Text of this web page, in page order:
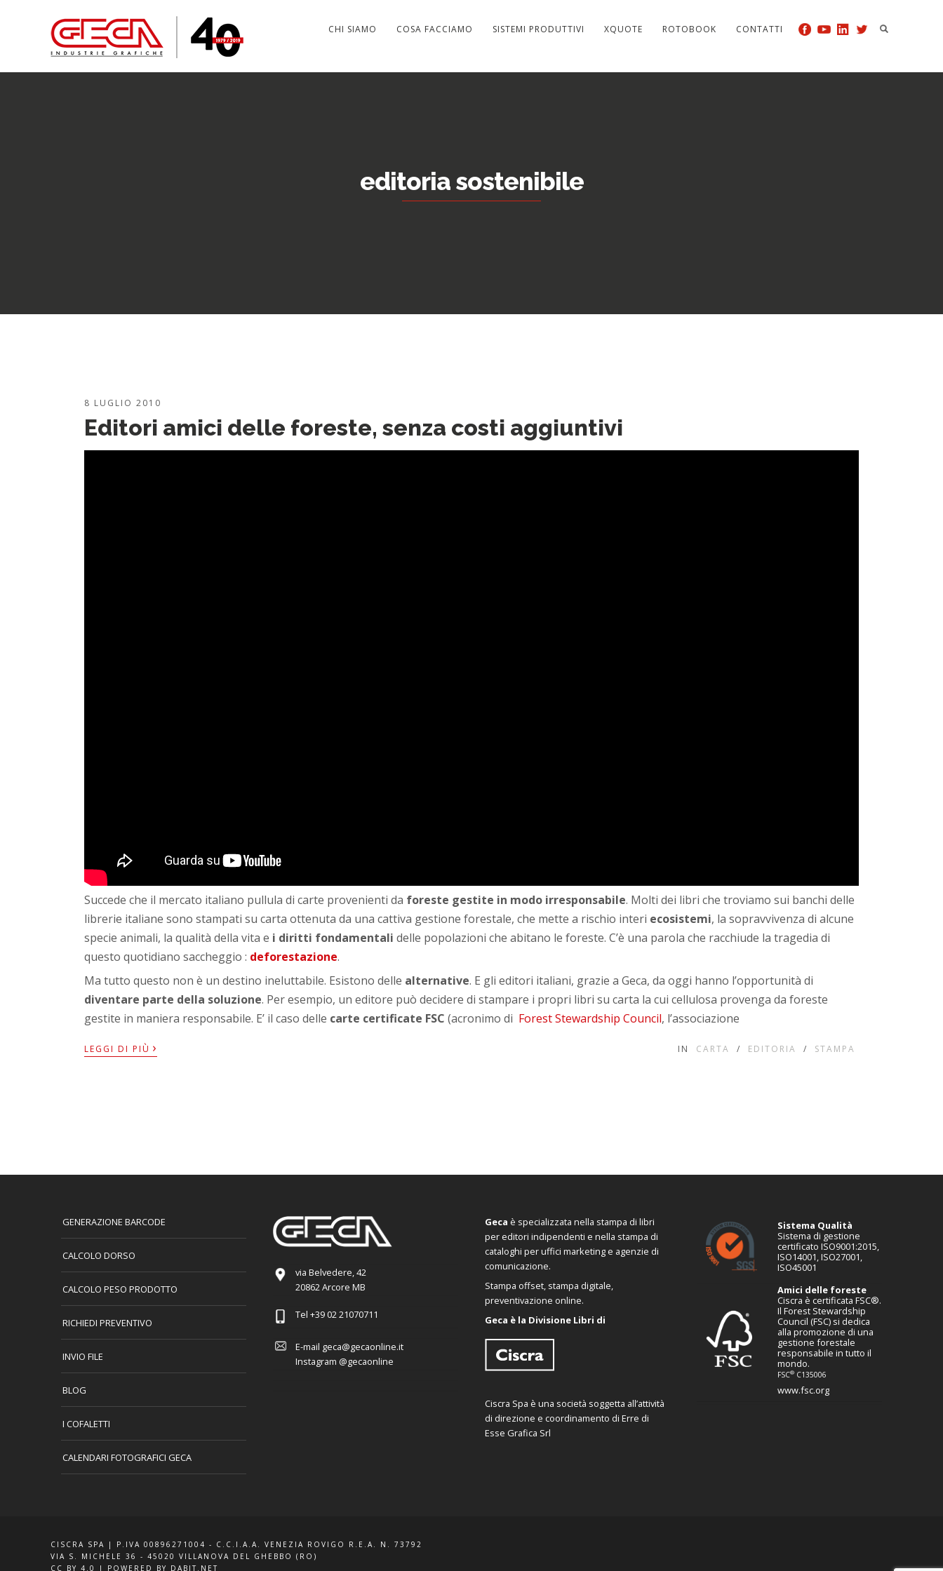
CHI SIAMO COSA FACCIAMO SISTEMI PRODUTTIVI XQUOTE ROTOBOOK CONTATTI
editoria sostenibile
8 LUGLIO 2010
Editori amici delle foreste, senza costi aggiuntivi
Succede che il mercato italiano pullula di carte provenienti da foreste gestite in modo irresponsabile. Molti dei libri che troviamo sui banchi delle
librerie italiane sono stampati su carta ottenuta da una cattiva gestione forestale, che mette a rischio interi ecosistemi, la sopravvivenza di alcune
specie animali, la qualità della vita e i diritti fondamentali delle popolazioni che abitano le foreste. C’è una parola che racchiude la tragedia di
questo quotidiano saccheggio : deforestazione.
Ma tutto questo non è un destino ineluttabile. Esistono delle alternative. E gli editori italiani, grazie a Geca, da oggi hanno l’opportunità di
diventare parte della soluzione. Per esempio, un editore può decidere di stampare i propri libri su carta la cui cellulosa provenga da foreste
gestite in maniera responsabile. E’ il caso delle carte certificate FSC (acronimo di Forest Stewardship Council, l’associazione
LEGGI DI PIÙ › IN CARTA / EDITORIA / STAMPA
GENERAZIONE BARCODE
CALCOLO DORSO
CALCOLO PESO PRODOTTO
RICHIEDI PREVENTIVO
INVIO FILE
BLOG
I COFALETTI
CALENDARI FOTOGRAFICI GECA
via Belvedere, 42
20862 Arcore MB
Tel +39 02 21070711
E-mail geca@gecaonline.it
Instagram @gecaonline
Geca è specializzata nella stampa di libri
per editori indipendenti e nella stampa di
cataloghi per uffici marketing e agenzie di
comunicazione.
Stampa offset, stampa digitale,
preventivazione online.
Geca è la Divisione Libri di
Ciscra Spa è una società soggetta all’attività
di direzione e coordinamento di Erre di
Esse Grafica Srl
Sistema Qualità
Sistema di gestione
certificato ISO9001:2015,
ISO14001, ISO27001,
ISO45001
Amici delle foreste
Ciscra è certificata FSC®.
Il Forest Stewardship
Council (FSC) si dedica
alla promozione di una
gestione forestale
responsabile in tutto il
mondo.
FSC®C135006
www.fsc.org
CISCRA SPA | P.IVA 00896271004 - C.C.I.A.A. VENEZIA ROVIGO R.E.A. N. 73792
VIA S. MICHELE 36 - 45020 VILLANOVA DEL GHEBBO (RO)
CC BY 4.0
| POWERED BY DABIT.NET